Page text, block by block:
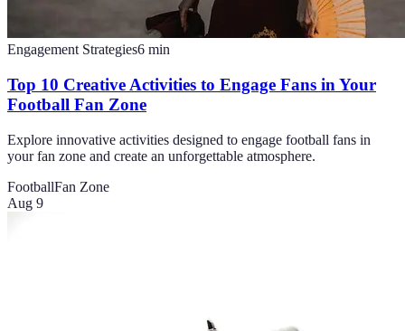
Engagement Strategies6 min
Top 10 Creative Activities to Engage Fans in Your
Football Fan Zone
Explore innovative activities designed to engage football fans in
your fan zone and create an unforgettable atmosphere.
FootballFan Zone
Aug 9